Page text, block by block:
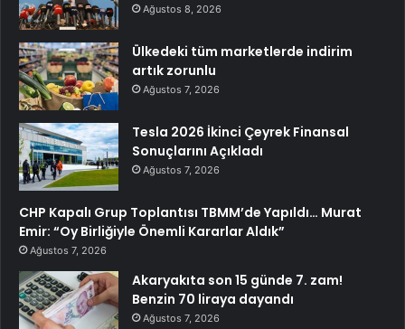
Ağustos 8, 2026
Ülkedeki tüm marketlerde indirim
artık zorunlu
Ağustos 7, 2026
Tesla 2026 İkinci Çeyrek Finansal
Sonuçlarını Açıkladı
Ağustos 7, 2026
CHP Kapalı Grup Toplantısı TBMM’de Yapıldı… Murat
Emir: “Oy Birliğiyle Önemli Kararlar Aldık”
Ağustos 7, 2026
Akaryakıta son 15 günde 7. zam!
Benzin 70 liraya dayandı
Ağustos 7, 2026